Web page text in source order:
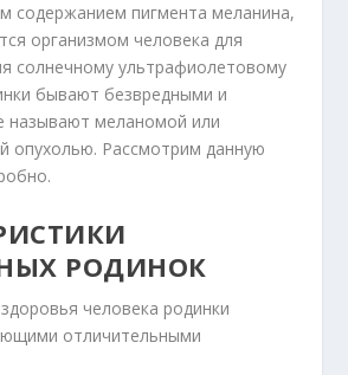
содержанием пигмента меланина,
организмом человека для
солнечному ультрафиолетовому
бывают безвредными и
называют меланомой или
опухолью. Рассмотрим данную
РОДИНОК
человека родинки
отличительными